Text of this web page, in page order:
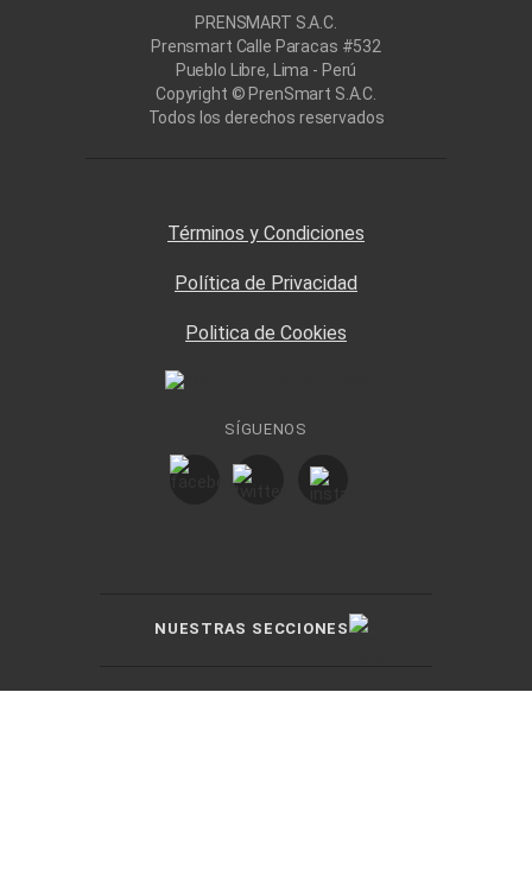
PRENSMART S.A.C.
Prensmart Calle Paracas #532
Pueblo Libre, Lima - Perú
Copyright © PrenSmart S.A.C.
Todos los derechos reservados
Términos y Condiciones
Política de Privacidad
Politica de Cookies
SÍGUENOS
NUESTRAS SECCIONES